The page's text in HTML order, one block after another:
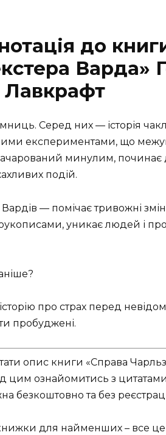
до
Варда»
Лавкрафт
Серед них — історія
експериментами, що
минулим, починає
подій.
— помічає тривожні
уникає людей і
про страх перед
пробуджені.
опис книги «Справа
ознайомитись з цитатами
безкоштовно та без
книжки для найменших – все